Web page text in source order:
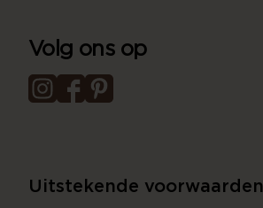
Volg ons op
Uitstekende voorwaarden